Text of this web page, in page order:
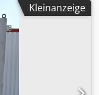
Kleinanzeige